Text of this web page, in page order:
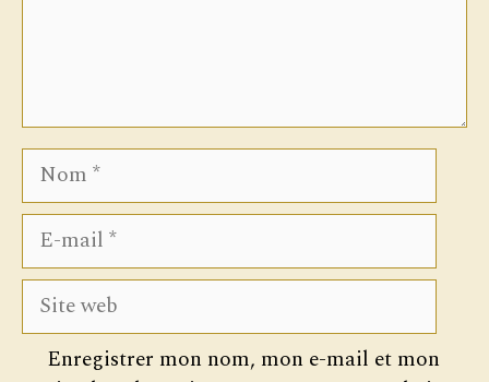
Nom
E-
mail
Site
web
Enregistrer mon nom, mon e-mail et mon